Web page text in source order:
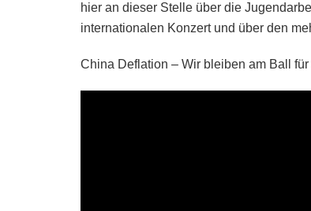
hier an dieser Stelle über die
internationalen Konzert und über den
China Deflation – Wir bleiben am Ball für